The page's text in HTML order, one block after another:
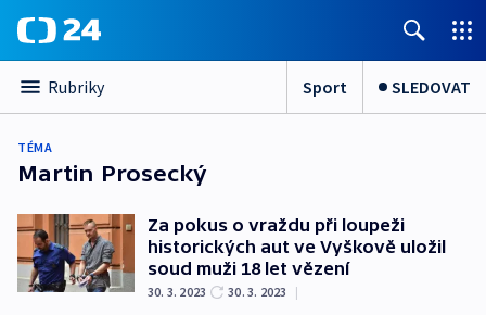
Rubriky Sport SLEDOVAT
TÉMA
Martin Prosecký
Za pokus o vraždu při loupeži
historických aut ve Vyškově uložil
soud muži 18 let vězení
30. 3. 2023 30. 3. 2023 |